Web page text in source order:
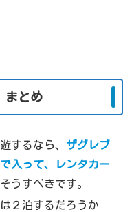
まとめ
するなら、ザグレブ
入って、レンタカー
うすべきです。
２泊するだろうか